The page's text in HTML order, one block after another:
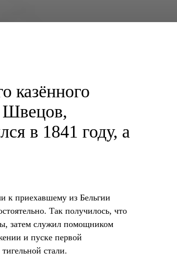
казённого
Швецов,
в 1841 году, а
к приехавшему из Бельгии
Так получилось, что
затем служил помощником
и пуске первой
стали.